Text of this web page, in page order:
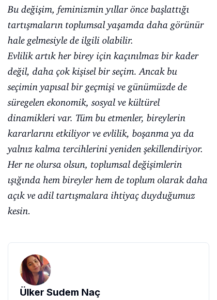
Bu değişim, feminizmin yıllar önce başlattığı
tartışmaların toplumsal yaşamda daha görünür
hale gelmesiyle de ilgili olabilir.
Evlilik artık her birey için kaçınılmaz bir kader
değil, daha çok kişisel bir seçim. Ancak bu
seçimin yapısal bir geçmişi ve günümüzde de
süregelen ekonomik, sosyal ve kültürel
dinamikleri var. Tüm bu etmenler, bireylerin
kararlarını etkiliyor ve evlilik, boşanma ya da
yalnız kalma tercihlerini yeniden şekillendiriyor.
Her ne olursa olsun, toplumsal değişimlerin
ışığında hem bireyler hem de toplum olarak daha
açık ve adil tartışmalara ihtiyaç duyduğumuz
kesin.
Ülker Sudem Naç